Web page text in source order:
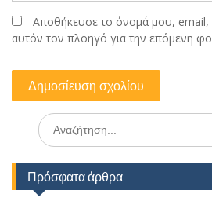
Αποθήκευσε το όνομά μου, email,
αυτόν τον πλοηγό για την επόμενη
Search
for:
Πρόσφατα άρθρα